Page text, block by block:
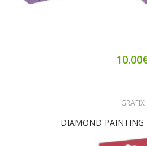
GRAFIX
DIAMOND PAINTING